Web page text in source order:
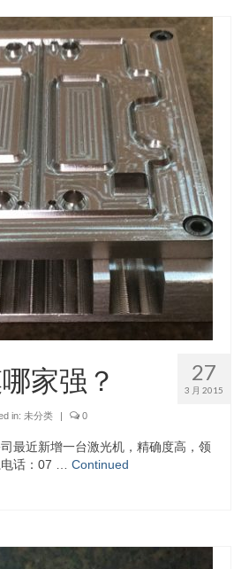
27
3 月 2015
家强？
in: 未分类 | 0
最近新增一台激光机，精确度高，领
话：07 … Continued